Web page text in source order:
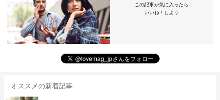
この記事が気に入ったら
いいね！しよう
オススメの新着記事